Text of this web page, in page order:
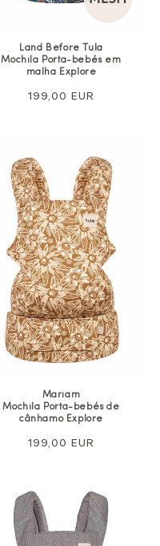
Land Before Tula
Mochila Porta-bebés em
malha Explore
Preço
199,00 EUR
Mariam
Mochila Porta-bebés de
cânhamo Explore
Preço
199,00 EUR